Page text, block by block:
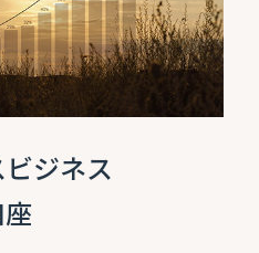
ジネス